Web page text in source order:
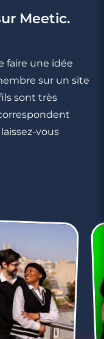
Meetic.
faire une idée
sur un site
sont très
vous